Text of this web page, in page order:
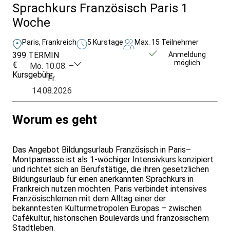
Sprachkurs Französisch Paris 1
Woche
Paris, Frankreich 5 Kurstage Max. 15 Teilnehmer
399
€
Kursgebühr
TERMIN
Mo. 10.08. –
Fr.
14.08.2026
Anmeldung
möglich
Worum es geht
Das Angebot Bildungsurlaub Französisch in Paris–
Montparnasse ist als 1-wöchiger Intensivkurs konzipiert
und richtet sich an Berufstätige, die ihren gesetzlichen
Bildungsurlaub für einen anerkannten Sprachkurs in
Frankreich nutzen möchten. Paris verbindet intensives
Französischlernen mit dem Alltag einer der
bekanntesten Kulturmetropolen Europas – zwischen
Cafékultur, historischen Boulevards und französischem
Stadtleben.